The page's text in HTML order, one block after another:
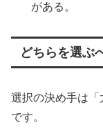
がある。
どちらを選ぶ
選択の決め手は「
です。